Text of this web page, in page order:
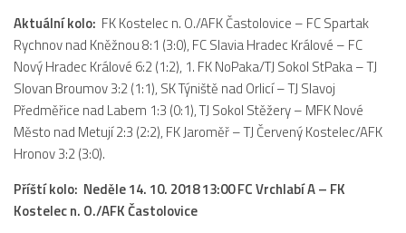
Vzkazy
Bazárek
Aktuální kolo: FK Kostelec n. O./AFK Častolovice – FC Spartak
Rychnov nad Kněžnou 8:1 (3:0), FC Slavia Hradec Králové – FC
Nový Hradec Králové 6:2 (1:2), 1. FK NoPaka/TJ Sokol StPaka – TJ
Slovan Broumov 3:2 (1:1), SK Týniště nad Orlicí – TJ Slavoj
Předměřice nad Labem 1:3 (0:1), TJ Sokol Stěžery – MFK Nové
Město nad Metují 2:3 (2:2), FK Jaroměř – TJ Červený Kostelec/AFK
Hronov 3:2 (3:0).
Příští kolo: Neděle 14. 10. 2018 13:00 FC Vrchlabí A – FK
Kostelec n. O./AFK Častolovice